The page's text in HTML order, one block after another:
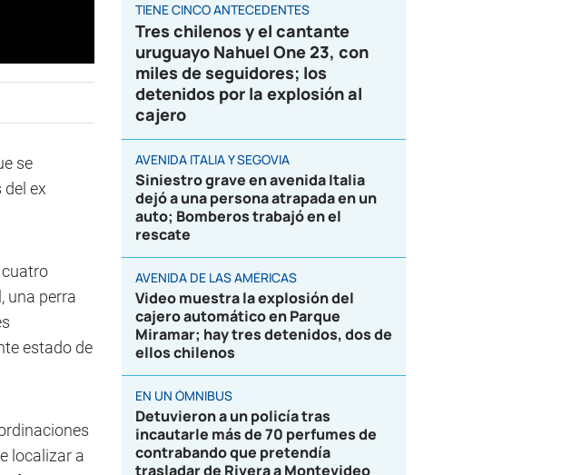
se
ex
una perra
estado de
localizar a
TIENE CINCO ANTECEDENTES
Tres chilenos y el cantante
uruguayo Nahuel One 23, con
miles de seguidores; los
detenidos por la explosión al
cajero
AVENIDA ITALIA Y SEGOVIA
Siniestro grave en avenida Italia
dejó a una persona atrapada en un
auto; Bomberos trabajó en el
rescate
AVENIDA DE LAS AMÉRICAS
Video muestra la explosión del
cajero automático en Parque
Miramar; hay tres detenidos, dos de
ellos chilenos
EN UN ÓMNIBUS
Detuvieron a un policía tras
incautarle más de 70 perfumes de
contrabando que pretendía
trasladar de Rivera a Montevideo